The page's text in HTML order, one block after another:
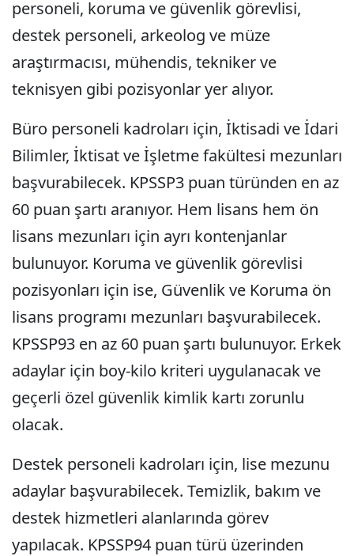
personeli, koruma ve güvenlik görevlisi,
destek personeli, arkeolog ve müze
araştırmacısı, mühendis, tekniker ve
teknisyen gibi pozisyonlar yer alıyor.
Büro personeli kadroları için, İktisadi ve İdari
Bilimler, İktisat ve İşletme fakültesi mezunları
başvurabilecek. KPSSP3 puan türünden en az
60 puan şartı aranıyor. Hem lisans hem ön
lisans mezunları için ayrı kontenjanlar
bulunuyor. Koruma ve güvenlik görevlisi
pozisyonları için ise, Güvenlik ve Koruma ön
lisans programı mezunları başvurabilecek.
KPSSP93 en az 60 puan şartı bulunuyor. Erkek
adaylar için boy-kilo kriteri uygulanacak ve
geçerli özel güvenlik kimlik kartı zorunlu
olacak.
Destek personeli kadroları için, lise mezunu
adaylar başvurabilecek. Temizlik, bakım ve
destek hizmetleri alanlarında görev
yapılacak. KPSSP94 puan türü üzerinden